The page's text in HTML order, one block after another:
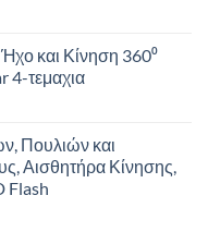
και Κίνηση 360⁰
4-τεμαχια
Πουλιών και
Αισθητήρα Κίνησης,
Flash